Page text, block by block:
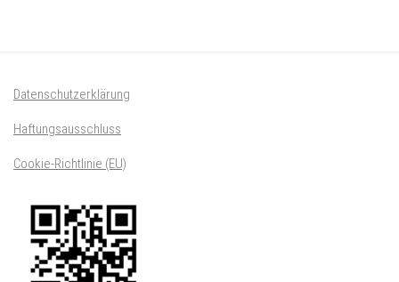
Datenschutzerklärung
Haftungsausschluss
Cookie-Richtlinie (EU)